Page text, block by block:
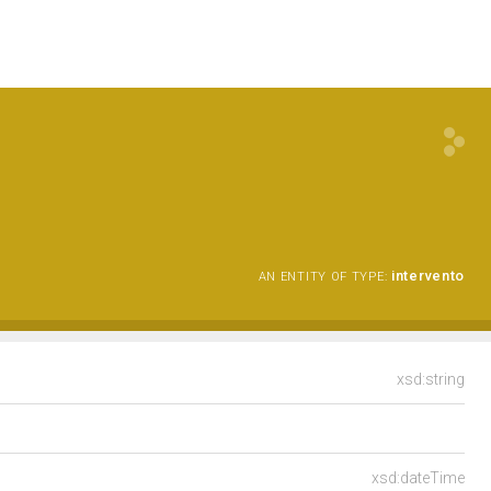
AN ENTITY OF TYPE: intervento
xsd:string
xsd:dateTime